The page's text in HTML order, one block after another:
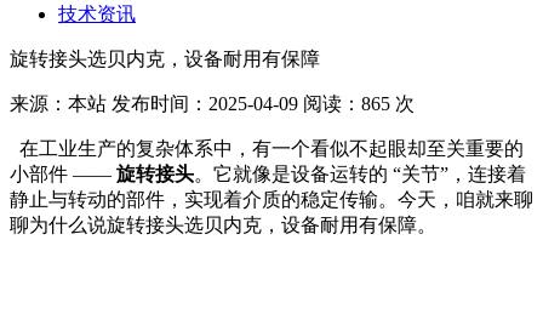
技术资讯
旋转接头选贝内克，设备耐用有保障
来源：本站 发布时间：2025-04-09 阅读：865 次
在工业生产的复杂体系中，有一个看似不起眼却至关重要的
小部件 —— 旋转接头。它就像是设备运转的 “关节”，连接着
静止与转动的部件，实现着介质的稳定传输。今天，咱就来聊
聊为什么说旋转接头选贝内克，设备耐用有保障。